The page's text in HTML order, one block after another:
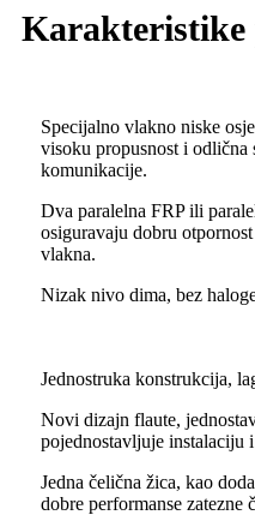
Karakteristike
Specijalno vlakno niske
visoku propusnost i odlična
komunikacije.
Dva paralelna FRP ili
osiguravaju dobru
vlakna.
Nizak nivo dima, bez
Jednostruka konstrukcija,
Novi dizajn flaute,
pojednostavljuje instalaciju
Jedna čelična žica, kao
dobre performanse zatezne